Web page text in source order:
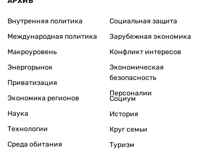
Внутренняя политика
Международная политика
Макроуровень
Энергорынок
Приватизация
Экономика регионов
Социальная защита
Зарубежная экономика
Конфликт интересов
Экономическая
безопасность
Персоналии
Наука
Технологии
Среда обитания
Социум
История
Круг семьи
Туризм